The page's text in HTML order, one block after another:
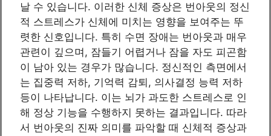
날 수 있습니다. 이러한 신체 증상은 번아웃의 정신
적 스트레스가 신체에 미치는 영향을 보여주는 뚜
렷한 신호입니다. 특히 수면 장애는 번아웃과 매우
관련이 깊으며, 잠들기 어렵거나 잠을 자도 피곤함
이 남아 있는 경우가 많습니다. 정신적인 측면에서
는 집중력 저하, 기억력 감퇴, 의사결정 능력 저하
등이 나타납니다. 이는 뇌가 과도한 스트레스로 인
해 정상 기능을 수행하지 못하는 결과입니다. 따라
서 번아웃의 진짜 의미를 파악할 때 신체적 증상과